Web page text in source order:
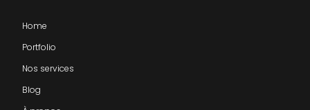
Home
Portfolio
Nos services
Blog